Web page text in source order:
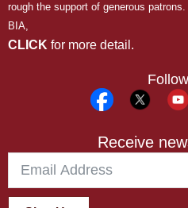
rough the support of generous
BIA,
CLICK for more detail.
Receive